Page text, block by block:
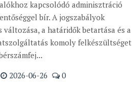
kapcsolódó adminisztráció
bír. A jogszabályok
változása, a határidők betartása és a
komoly felkészültséget
2026-06-26 0